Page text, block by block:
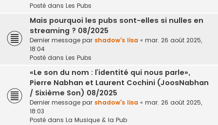
Posté dans Les Pubs
Mais pourquoi les pubs sont-elles si nulles en
streaming ? 08/2025
Dernier message par shadow's lisa « mar. 26 août 2025,
18:04
Posté dans Les Pubs
«Le son du nom : l’identité qui nous parle»,
Pierre Nabhan et Laurent Cochini (JoosNabhan
/ Sixième Son) 08/2025
Dernier message par shadow's lisa « mar. 26 août 2025,
18:03
Posté dans La Musique & la Pub